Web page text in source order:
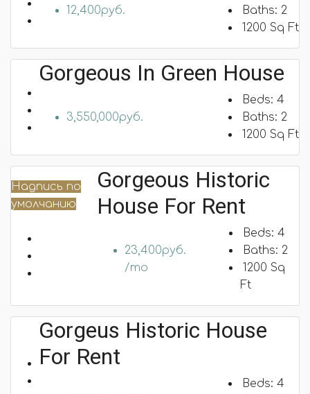
12,400руб.
Baths: 2
1200 Sq Ft
Gorgeous In Green House
3,550,000руб.
Beds: 4
Baths: 2
1200 Sq Ft
Надпись по
умолчанию
Gorgeous Historic
House For Rent
23,400руб.
/mo
Beds: 4
Baths: 2
1200 Sq
Ft
Gorgeus Historic House
For Rent
Beds: 4